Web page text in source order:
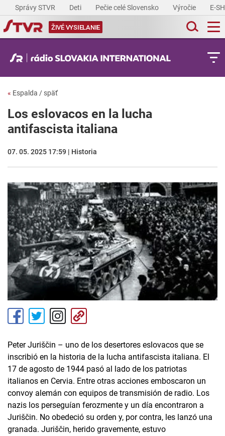
Správy STVR Deti Pečie celé Slovensko Výročie E-
ŽIVÉ VYSIELANIE
« Espalda / späť
Los eslovacos en la lucha
antifascista italiana
07. 05. 2025 17:59 | Historia
Peter Juriščin – uno de los desertores eslovacos que se
inscribió en la historia de la lucha antifascista italiana. El
17 de agosto de 1944 pasó al lado de los patriotas
italianos en Cervia. Entre otras acciones emboscaron un
convoy alemán con equipos de transmisión de radio. Los
nazis los perseguían ferozmente y un día encontraron a
Juriščin. No obedeció su orden y, por contra, les lanzó una
granada. Juriščin, herido gravemente, estuvo